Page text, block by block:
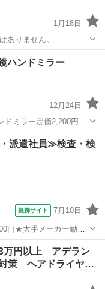
1月18日
ありません。
りません
ハンドミラー
12月24日
ANNA SUI
派遣社員≫検査・検
提携サイト 7月10日
円★大手メーカー勤
カー通勤OK＆工場敷地
万円以上 アデラン
策 ヘアドライヤ…